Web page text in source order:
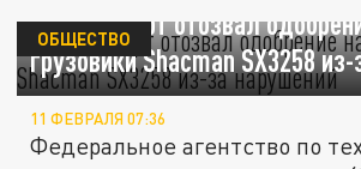
Росстандарт отозвал
грузовики Shacman SX3258
ОБЩЕСТВО
11 ФЕВРАЛЯ 07:36
Федеральное агентство по